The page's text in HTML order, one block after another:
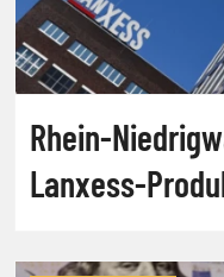
Rhein-
Lanxess-